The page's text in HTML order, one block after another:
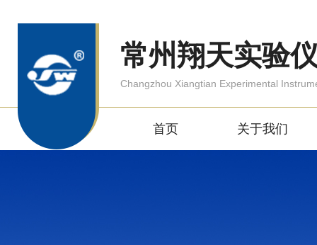
常州翔天实验
Changzhou Xiangtian Experimental
首页 关于我们